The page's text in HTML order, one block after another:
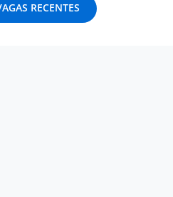
RECENTES